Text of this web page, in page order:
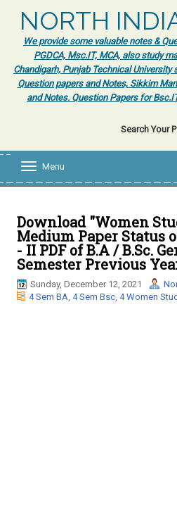
NORTH
We provide some valuable notes &
PGDCA, Msc.IT, MCA, also study
Chandigarh, Punjab Technical
Question papers and Notes, Sikkim
and Notes. Question Papers for
Search Your
l
e
n
a
v
i
g
Menu
Download "Women
Medium Paper Status
- II PDF of B.A / B.Sc.
Semester Previous
Sunday, December 12, 2021
4 Sem BA, 4 Sem Bsc, 4 Women